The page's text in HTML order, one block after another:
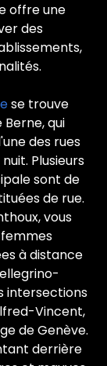
offre une
des
se trouve
Berne, qui
des rues
Plusieurs
sont de
de rue.
vous
à distance
intersections
Vincent,
de Genève.
derrière